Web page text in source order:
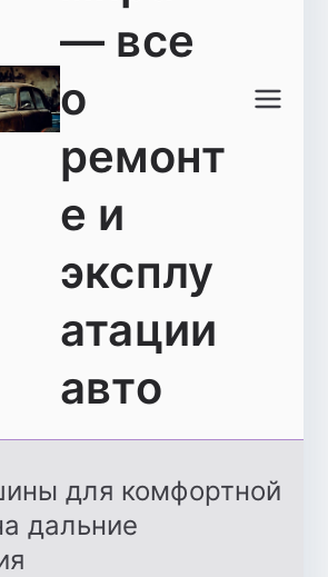
— все
о
ремонт
е и
эксплу
атации
авто
для комфортной
дальние